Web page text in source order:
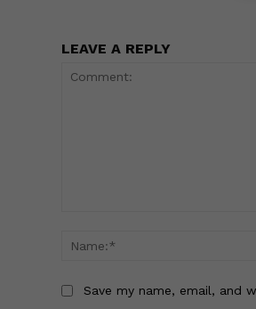
LEAVE A REPLY
Save my name, email, and